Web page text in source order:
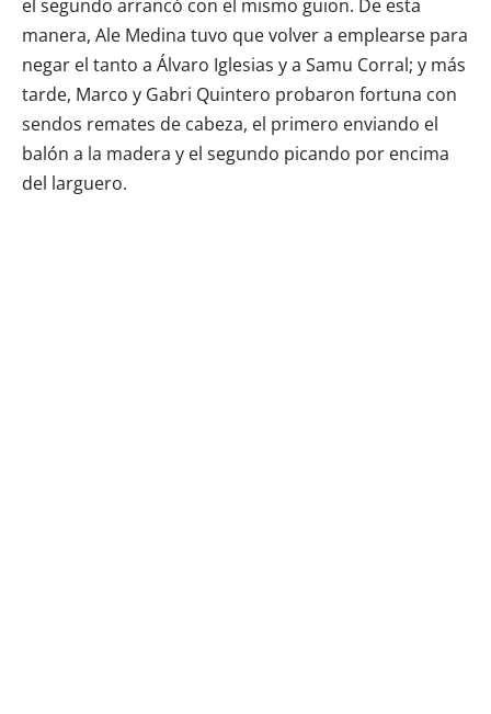
el segundo arrancó con el mismo guion. De esta
manera, Ale Medina tuvo que volver a emplearse para
negar el tanto a Álvaro Iglesias y a Samu Corral; y más
tarde, Marco y Gabri Quintero probaron fortuna con
sendos remates de cabeza, el primero enviando el
balón a la madera y el segundo picando por encima
del larguero.